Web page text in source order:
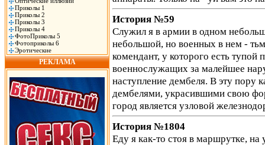
Приколы 1
Приколы 2
Приколы 3
Приколы 4
ФотоПриколы 5
Фотоприколы 6
Эротические
РЕКЛАМА
История №59
Служил я в армии в одном
небольшой, но военных в нем -
комендант, у которого есть
военнослужащих за малейшее
наступление дембеля. В эту пору
дембелями, украсившими свою
город является узловой
История №1804
Еду я как-то стоя в маршрутке, на